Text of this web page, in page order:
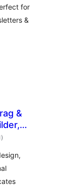
for
&
&
مجموعی
درجہ
)